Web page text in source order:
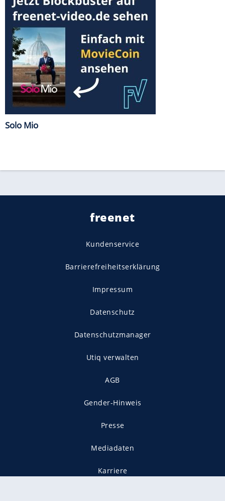
Solo Mio
freenet
Kundenservice
Barrierefreiheitserklärung
Impressum
Datenschutz
Datenschutzmanager
Utiq verwalten
AGB
Gender-Hinweis
Presse
Mediadaten
Karriere